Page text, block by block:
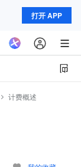
打开 APP
计费概述